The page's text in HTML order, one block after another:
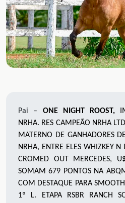
Pai – ONE NIGHT ROOST,
NRHA. RES CAMPEÃO NRHA
MATERNO DE GANHADORES
NRHA, ENTRE ELES WHIZKEY
CROMED OUT MERCEDES,
SOMAM 679 PONTOS NA
COM DESTAQUE PARA
1º L. ETAPA RSBR RANCH